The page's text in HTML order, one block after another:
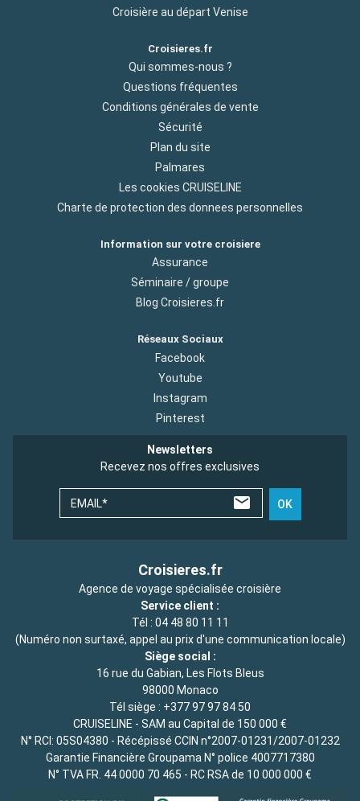
Croisière au départ Venise
Croisieres.fr
Qui sommes-nous ?
Questions fréquentes
Conditions générales de vente
Sécurité
Plan du site
Palmares
Les cookies CRUISELINE
Charte de protection des donnees personnelles
Information sur votre croisiere
Assurance
Séminaire / groupe
Blog Croisieres.fr
Réseaux Sociaux
Facebook
Youtube
Instagram
Pinterest
Newsletters
Recevez nos offres exclusives
EMAIL* OK
Croisieres.fr
Agence de voyage spécialisée croisière
Service client :
Tél : 04 48 80 11 11
(Numéro non surtaxé, appel au prix d'une communication locale)
Siège social :
16 rue du Gabian, Les Flots Bleus
98000 Monaco
Tél siège : +377 97 97 84 50
CRUISELINE - SAM au Capital de 150 000 €
N° RCI: 05S04380 - Récépissé CCIN n°2007-01231/2007-01232
Garantie Financière Groupama N° police 4007717380
N° TVA FR. 44 0000 70 465 - RC RSA de 10 000 000 €